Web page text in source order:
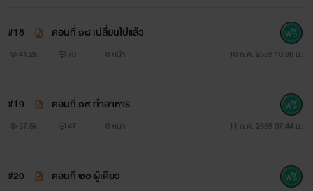
#18 ตอนที่ ๑๘ เปลี่ยนไปแล้ว
41.2k 70 0 หน้า 10 ก.ค. 2559 10:38 น.
#19 ตอนที่ ๑๙ ทำอาหาร
37.5k 47 0 หน้า 11 ก.ค. 2559 07:44 น.
#20 ตอนที่ ๒๐ ผู้เดียว